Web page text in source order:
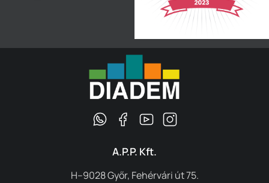
A.P.P. Kft.
H–9028 Győr, Fehérvári út 75.